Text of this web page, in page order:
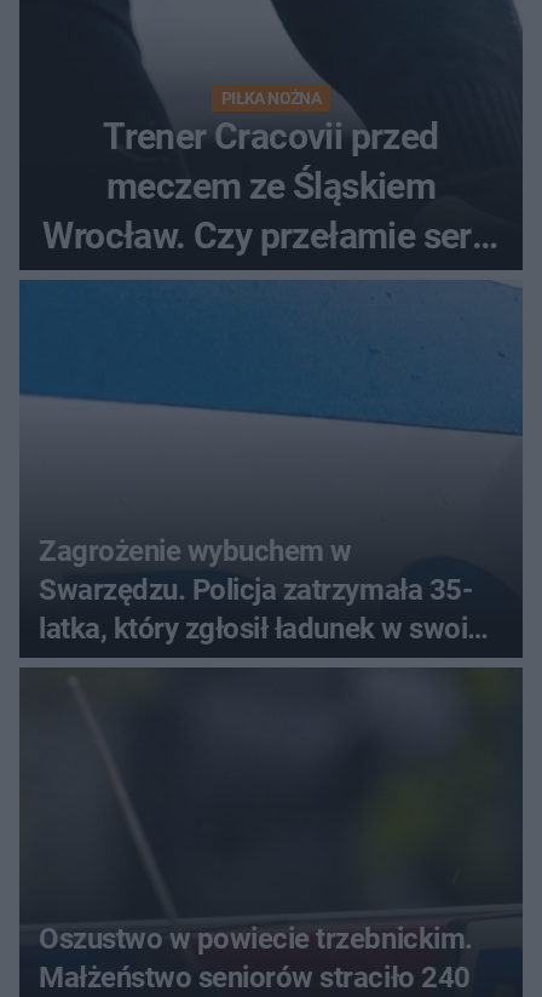
PIŁKA NOŻNA
Trener Cracovii przed
meczem ze Śląskiem
Wrocław. Czy przełamie serię
bez wygranej?
Zagrożenie wybuchem w
Swarzędzu. Policja zatrzymała 35-
latka, który zgłosił ładunek w swoim
aucie
Oszustwo w powiecie trzebnickim.
Małżeństwo seniorów straciło 240